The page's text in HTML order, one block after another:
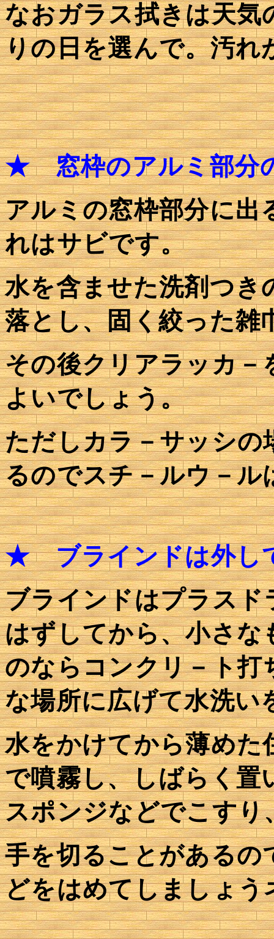
なおガラス拭きは天気
りの日を選んで。汚れ
★窓枠のアルミ部分
アルミの窓枠部分に出
れはサビです。
水を含ませた洗剤つき
落とし、固く絞った雑
その後クリアラッカ－
よいでしょう。
ただしカラ－サッシ
るのでスチ－ルウ－ル
★ブラインドは外し
ブラインドはプラスド
はずしてから、小さな
のならコンクリ－ト
な場所に広げて水洗い
水をかけてから薄めた
で噴霧し、しばらく置
スポンジなどでこすり
手を切ることがあるの
どをはめてしましょう